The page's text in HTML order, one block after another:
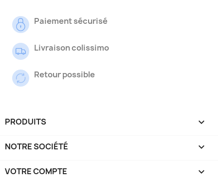
Paiement sécurisé
Livraison colissimo
Retour possible
PRODUITS 
NOTRE SOCIÉTÉ 
VOTRE COMPTE 